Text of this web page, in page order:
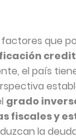
factores que
el país
grado
fiscales y
la